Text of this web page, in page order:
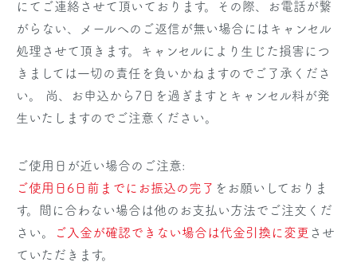
にてご連絡させて頂いております。その際、お電話が繋
がらない、メールへのご返信が無い場合にはキャンセル
処理させて頂きます。キャンセルにより生じた損害につ
きましては一切の責任を負いかねますのでご了承くださ
い。 尚、お申込から7日を過ぎますとキャンセル料が発
生いたしますのでご注意ください。
ご使用日が近い場合のご注意:
ご使用日6日前までにお振込の完了 をお願いしておりま
す。間に合わない場合は他のお支払い方法でご注文くだ
さい。
ご入金が確認できない場合は代金引換に変更 させ
ていただきます。